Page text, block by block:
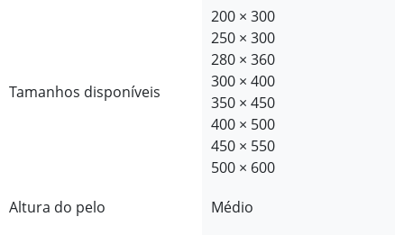
Tamanhos disponíveis
200 × 300
250 × 300
280 × 360
300 × 400
350 × 450
400 × 500
450 × 550
500 × 600
Altura do pelo
Médio